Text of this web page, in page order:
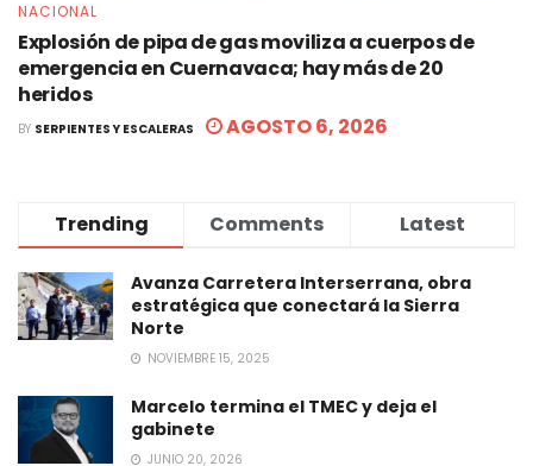
NACIONAL
Explosión de pipa de gas moviliza a cuerpos de
emergencia en Cuernavaca; hay más de 20
heridos
BY SERPIENTES Y ESCALERAS AGOSTO 6, 2026
Trending Comments Latest
Avanza Carretera Interserrana, obra
estratégica que conectará la Sierra
Norte
NOVIEMBRE 15, 2025
Marcelo termina el TMEC y deja el
gabinete
JUNIO 20, 2026